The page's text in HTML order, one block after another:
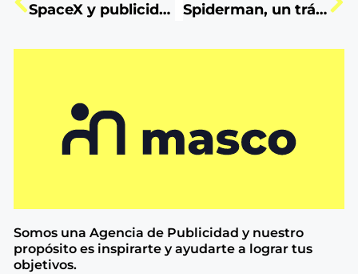
SpaceX y publicidad en el espacio ¿El futuro es hoy? Spiderman, un tráiler filtrado y sus consecuencias
Somos una Agencia de Publicidad y nuestro
propósito es inspirarte y ayudarte a lograr tus
objetivos.